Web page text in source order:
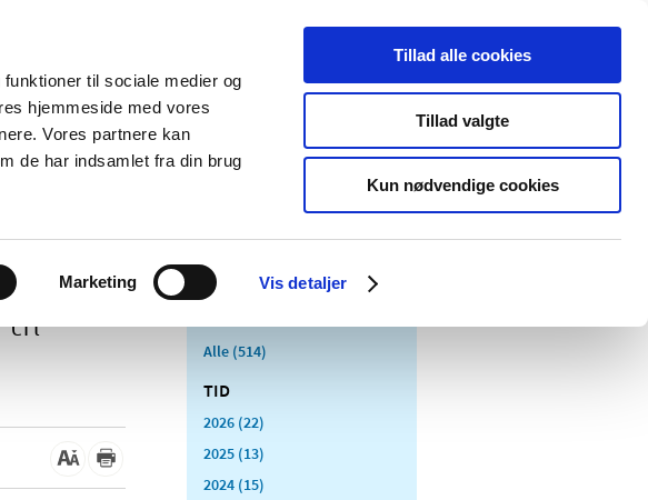
til sociale medier og
hjemmeside med vores
Vores partnere kan
de har indsamlet fra din brug
Marketing Vis detaljer
Tillad alle cookies
Tillad valgte
Kun nødvendige cookies
os Kontakt Udgivelser
og salg af
Medicinsk
Særlige
produktområder
til
Alle (514)
TID
2026 (22)
2025 (13)
2024 (15)